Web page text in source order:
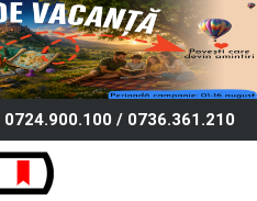
/ 0736.361.210